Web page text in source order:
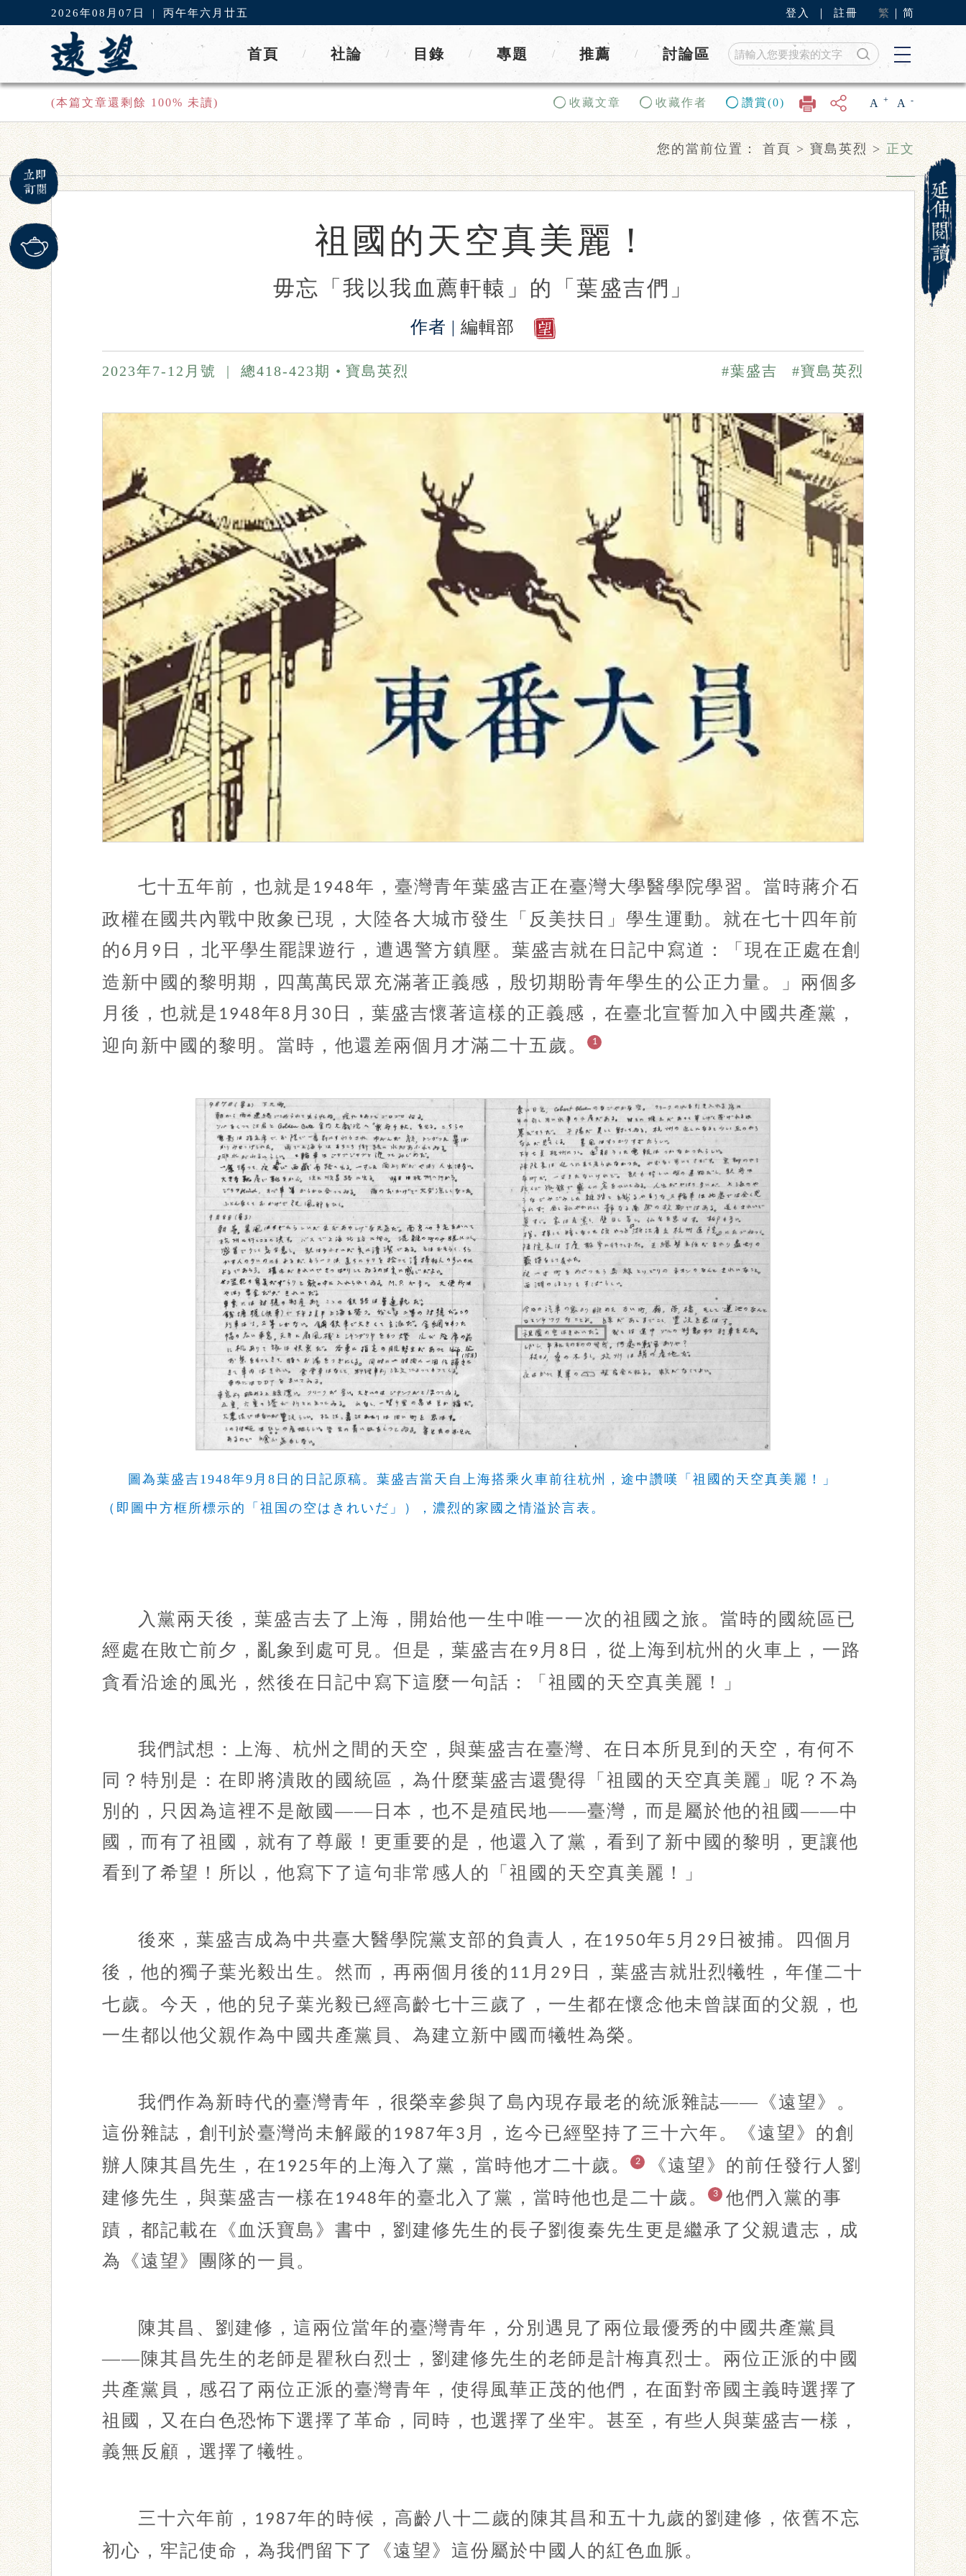
2026年08月07日 | 丙午年六月廿五 登入 註冊 繁 简
首頁 / 社論 / 目錄 / 專題 / 推薦 / 討論區
(本篇文章還剩餘 100% 未讀) 收藏文章 收藏作者 讚賞(0) A + A -
您的當前位置： 首頁>寶島英烈 >正文
祖國的天空真美麗！
毋忘「我以我血薦軒轅」的「葉盛吉們」
作者 | 編輯部
2023年7-12月號 | 總418-423期 寶島英烈 #寶島英烈
#葉盛吉
七十五年前，也就是 1948年，臺灣青年葉盛吉正在臺灣大學醫學院學習。當時蔣介石
政權在國共內戰中敗象已現，大陸各大城市發生「反美扶日」學生運動。就在七十四年前
的 6 月 9 日，北平學生罷課遊行，遭遇警方鎮壓。葉盛吉就在日記中寫道：「現在正處在創
造新中國的黎明期，四萬萬民眾充滿著正義感，殷切期盼青年學生的公正力量。」兩個多
月後，也就是 1948年8 月 30 日，葉盛吉懷著這樣的正義感，在臺北宣誓加入中國共產黨，
迎向新中國的黎明。當時，他還差兩個月才滿二十五歲。
1
圖為葉盛吉1948年9月8日的日記原稿。葉盛吉當天自上海搭乘火車前往杭州，途中讚嘆「祖國的天空真美麗！」
（即圖中方框所標示的「祖国の空はきれいだ」），濃烈的家國之情溢於言表。
入黨兩天後，葉盛吉去了上海，開始他一生中唯一一次的祖國之旅。當時的國統區已
經處在敗亡前夕，亂象到處可見。但是，葉盛吉在9 月 8 日，從上海到杭州的火車上，一路
貪看沿途的風光，然後在日記中寫下這麼一句話：「祖國的天空真美麗！」
我們試想：上海、杭州之間的天空，與葉盛吉在臺灣、在日本所見到的天空，有何不
同？特別是：在即將潰敗的國統區，為什麼葉盛吉還覺得「祖國的天空真美麗」呢？不為
別的，只因為這裡不是敵國——日本，也不是殖民地——臺灣，而是屬於他的祖國——中
國，而有了祖國，就有了尊嚴！更重要的是，他還入了黨，看到了新中國的黎明，更讓他
看到了希望！所以，他寫下了這句非常感人的「祖國的天空真美麗！」
後來，葉盛吉成為中共臺大醫學院黨支部的負責人，在 1950年5 月 29 日被捕。四個月
後，他的獨子葉光毅出生。然而，再兩個月後的 11 月 29 日，葉盛吉就壯烈犧牲，年僅二十
七歲。今天，他的兒子葉光毅已經高齡七十三歲了，一生都在懷念他未曾謀面的父親，也
一生都以他父親作為中國共產黨員、為建立新中國而犧牲為榮。
我們作為新時代的臺灣青年，很榮幸參與了島內現存最老的統派雜誌——《遠望》。
這份雜誌，創刊於臺灣尚未解嚴的 1987年3 月，迄今已經堅持了三十六年。《遠望》的創
辦人陳其昌先生，在 1925年的上海入了黨，當時他才二十歲。 2
《遠望》的前任發行人劉
建修先生，與葉盛吉一樣在 1948年的臺北入了黨，當時他也是二十歲。 3
他們入黨的事
蹟，都記載在《血沃寶島》書中，劉建修先生的長子劉復秦先生更是繼承了父親遺志，成
為《遠望》團隊的一員。
陳其昌、劉建修，這兩位當年的臺灣青年，分別遇見了兩位最優秀的中國共產黨員
——陳其昌先生的老師是瞿秋白烈士，劉建修先生的老師是計梅真烈士。兩位正派的中國
共產黨員，感召了兩位正派的臺灣青年，使得風華正茂的他們，在面對帝國主義時選擇了
祖國，又在白色恐怖下選擇了革命，同時，也選擇了坐牢。甚至，有些人與葉盛吉一樣，
義無反顧，選擇了犧牲。
三十六年前， 1987年的時候，高齡八十二歲的陳其昌和五十九歲的劉建修，依舊不忘
初心，牢記使命，為我們留下了《遠望》這份屬於中國人的紅色血脈。